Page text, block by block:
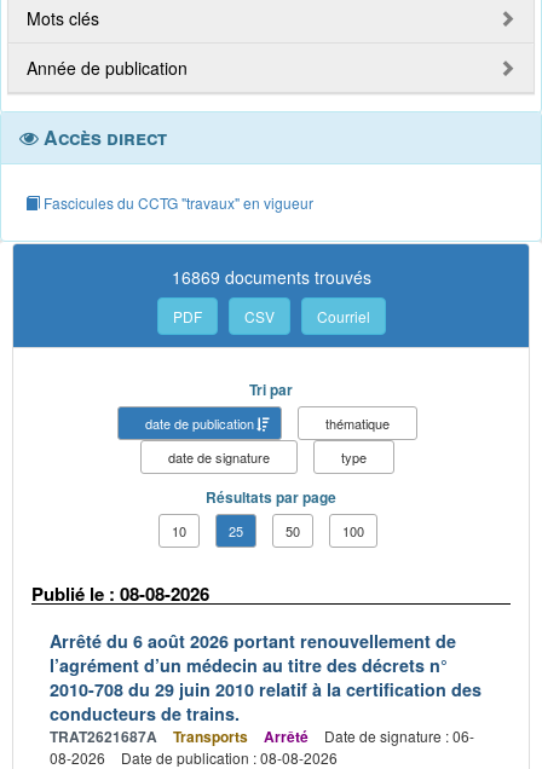
Mots clés
Année de publication
Accès direct
Fascicules du CCTG "travaux" en vigueur
16869 documents trouvés
PDF CSV Courriel
Tri par
date de publication
thématique
date de signature
type
Résultats par page
10 25 50 100
Publié le : 08-08-2026
Arrêté du 6 août 2026 portant renouvellement de
l’agrément d’un médecin au titre des décrets n°
2010-708 du 29 juin 2010 relatif à la certification des
conducteurs de trains.
TRAT2621687A Transports Arrêté
Date de signature : 06-
08-2026
Date de publication : 08-08-2026